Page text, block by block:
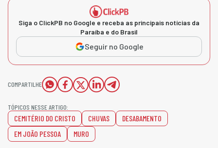
Siga o ClickPB no Google e receba as principais notícias da
Paraíba e do Brasil
Seguir no Google
COMPARTILHE
TÓPICOS NESSE ARTIGO:
CEMITÉRIO DO CRISTO CHUVAS
DESABAMENTO
EM JOÃO PESSOA
MURO